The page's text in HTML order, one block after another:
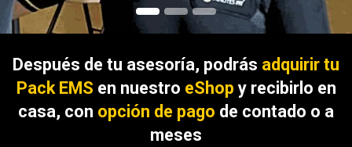
Después de tu asesoría, podrás adquirir tu
Pack EMS en nuestro eShop y recibirlo en
casa, con opción de pago de contado o a
meses